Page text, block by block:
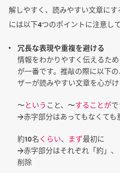
解しやすく、読みやすい文章に
には以下4つのポイントに注意し
冗長な表現や重複を避ける
情報をわかりやすく伝えるた
が一番です。推敲の際に以下
ザーが読みやすい文章を心がけ
〜という こと、〜することがで
→赤字部分はあってもなくても
約10名くらい、 まず最初に
→赤字部分はそれぞれ「約」
削除